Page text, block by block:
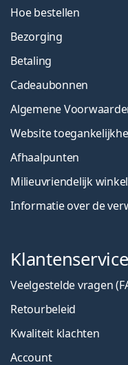
Hoe bestellen
Bezorging
Betaling
Cadeaubonnen
Algemene
Website
Afhaalpunten
Milieuvriendelijk
Informatie over de
Klantenservice
Veelgestelde vragen
Retourbeleid
Kwaliteit klachten
Account